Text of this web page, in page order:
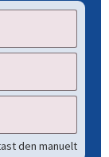
den manuelt